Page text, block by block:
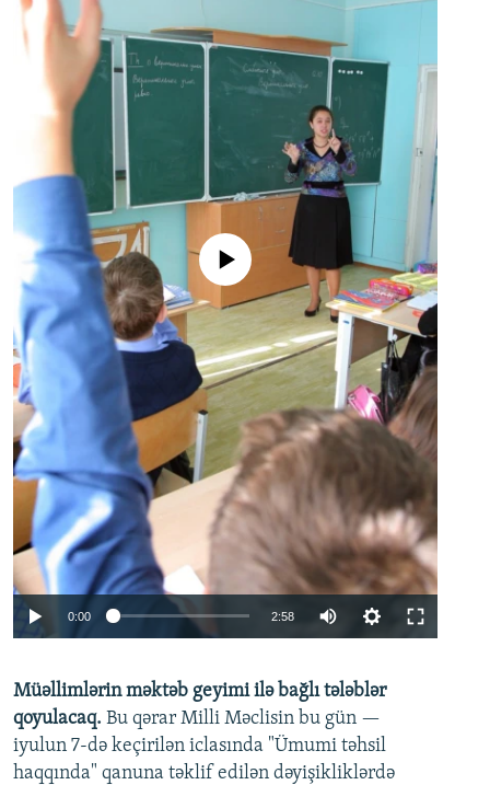
No media source currently available
0:00 2:58
360p
480p
720p
Müəllimlərin məktəb geyimi ilə bağlı tələblər
qoyulacaq. Bu qərar Milli Məclisin bu gün —
iyulun 7-də keçirilən iclasında "Ümumi təhsil
haqqında" qanuna təklif edilən dəyişikliklərdə